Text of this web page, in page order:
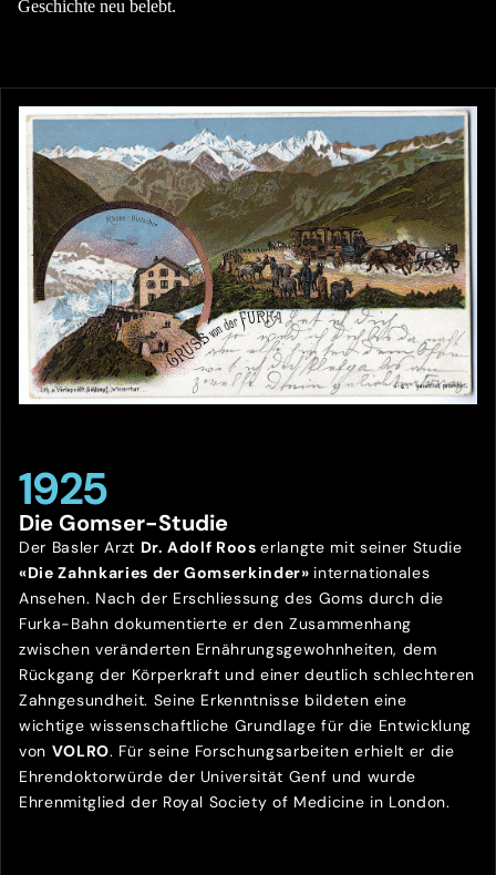
Geschichte neu belebt.
1925
Die Gomser-Studie
Der Basler Arzt Dr. Adolf Rooserlangte mit seiner Studie
«Die Zahnkaries der Gomserkinder» internationales
Ansehen. Nach der Erschliessung des Goms durch die
Furka-Bahn dokumentierte er den Zusammenhang
zwischen veränderten Ernährungsgewohnheiten, dem
Rückgang der Körperkraft und einer deutlich schlechteren
Zahngesundheit. Seine Erkenntnisse bildeten eine
wichtige wissenschaftliche Grundlage für die Entwicklung
von VOLRO. Für seine Forschungsarbeiten erhielt er die
Ehrendoktorwürde der Universität Genf und wurde
Ehrenmitglied der Royal Society of Medicine in London.